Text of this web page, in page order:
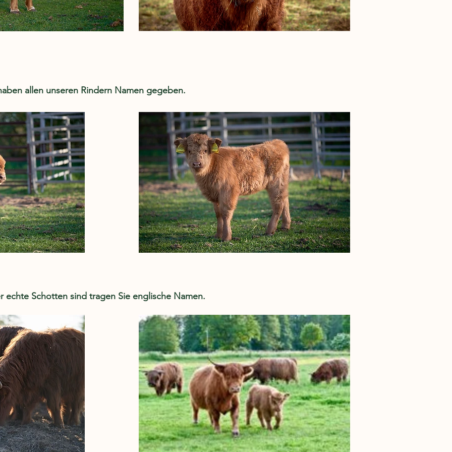
allen unseren Rindern Namen gegeben.
echte Schotten sind tragen Sie englische Namen.